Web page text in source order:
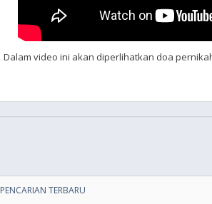
Dalam video ini akan diperlihatkan doa
PENCARIAN TERBARU